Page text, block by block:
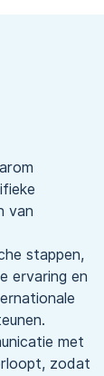
van
stappen,
ervaring en
met
zodat